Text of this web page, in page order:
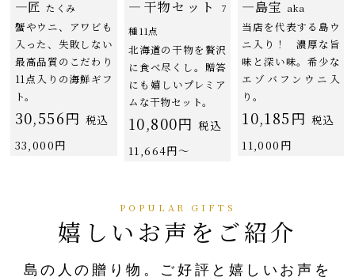
―匠 たくみ
蟹やウニ、アワビも
入った、失敗しない
最高品質のこだわり
11点入りの海鮮ギフ
ト。
30,556円 税込
33,000円
―干物セット
7
種11点
北海道の干物を贅沢
に食べ尽くし。贈答
にも嬉しいプレミア
ムな干物セット。
10,800円 税込
11,664円〜
―島宝 aka
当店を代表する島ウ
ニ入り！ 濃厚な旨
味と深い味。希少な
エゾバフンウニ入
り。
10,185円 税込
11,000円
嬉しいお声をご紹介
島の人の贈り物。ご好評と嬉しいお声を